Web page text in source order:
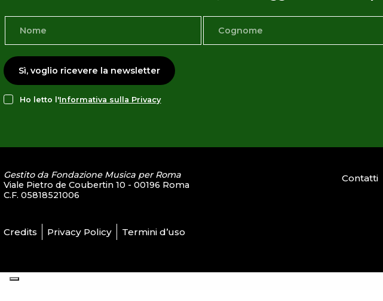
Sì, voglio ricevere la newsletter
Ho letto l'Informativa sulla Privacy
Gestito da Fondazione Musica per Roma
Viale Pietro de Coubertin 10 - 00196 Roma
C.F. 05818521006
Contatti
Credits Privacy Policy Termini d’uso